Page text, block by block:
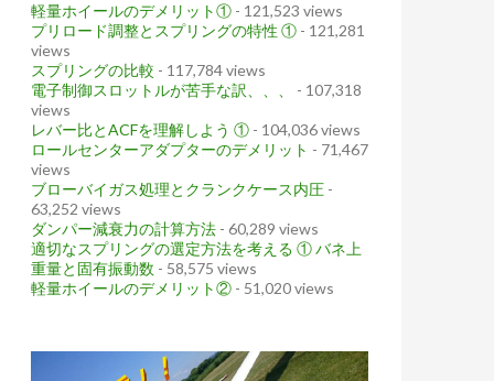
軽量ホイールのデメリット① - 121,523 views
プリロード調整とスプリングの特性 ① - 121,281
views
スプリングの比較 - 117,784 views
電子制御スロットルが苦手な訳、、、
- 107,318
views
レバー比とACFを理解しよう ① - 104,036 views
ロールセンターアダプターのデメリット - 71,467
views
ブローバイガス処理とクランクケース内圧 -
63,252 views
ダンパー減衰力の計算方法 - 60,289 views
適切なスプリングの選定方法を考える ① バネ上
重量と固有振動数 - 58,575 views
軽量ホイールのデメリット② - 51,020 views